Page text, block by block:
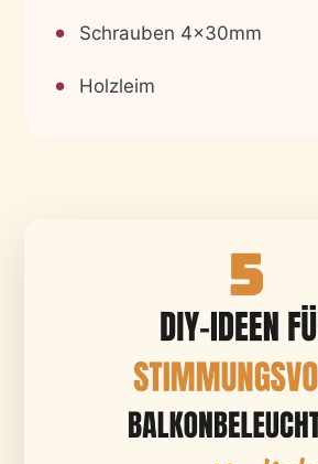
Schrauben 4x30mm
Holzleim